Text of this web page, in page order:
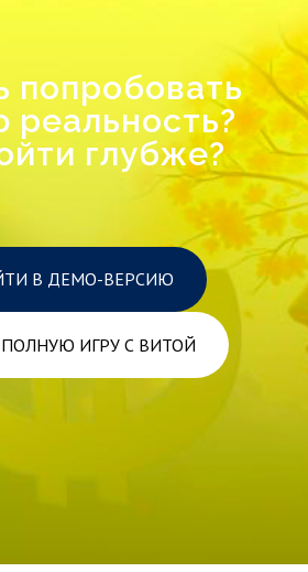
попробовать
реальность?
глубже?
В ДЕМО-ВЕРСИЮ
ИГРУ С ВИТОЙ